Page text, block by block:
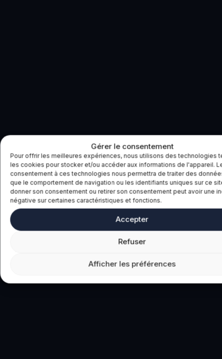
Gérer le consentement
Pour offrir les meilleures expériences, nous utilisons des technologies
les cookies pour stocker et/ou accéder aux informations de l'appareil.
consentement à ces technologies nous permettra de traiter des
que le comportement de navigation ou les identifiants uniques sur ce
donner son consentement ou retirer son consentement peut avoir une
négative sur certaines caractéristiques et fonctions.
Accepter
Refuser
Afficher les préférences